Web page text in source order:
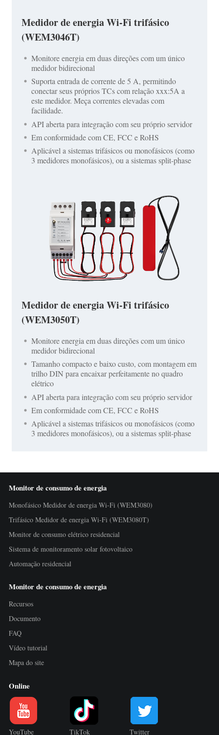
Medidor de energia Wi-Fi trifásico
(WEM3046T)
Monitore energia em duas direções com um único
medidor bidirecional
Suporta entrada de corrente de 5 A, permitindo
conectar seus próprios TCs com relação xxx:5A a
este medidor. Meça correntes elevadas com
facilidade.
API aberta para integração com seu próprio servidor
Em conformidade com CE, FCC e RoHS
Aplicável a sistemas trifásicos ou monofásicos (como
3 medidores monofásicos), ou a sistemas split-phase
Medidor de energia Wi-Fi trifásico
(WEM3050T)
Monitore energia em duas direções com um único
medidor bidirecional
Tamanho compacto e baixo custo, com montagem em
trilho DIN para encaixar perfeitamente no quadro
elétrico
API aberta para integração com seu próprio servidor
Em conformidade com CE, FCC e RoHS
Aplicável a sistemas trifásicos ou monofásicos (como
3 medidores monofásicos), ou a sistemas split-phase
Monitor de consumo de energia
Monofásico Medidor de energia Wi-Fi (WEM3080)
Trifásico Medidor de energia Wi-Fi (WEM3080T)
Monitor de consumo elétrico residencial
Sistema de monitoramento solar fotovoltaico
Automação residencial
Monitor de consumo de energia
Recursos
Documento
FAQ
Vídeo tutorial
Mapa do site
Online
YouTube TikTok Twitter